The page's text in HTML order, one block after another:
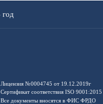
год
Лицензия №0004745 от 19.12.2019г
Сертификат соответствия ISO 9001:2015
Все документы вносятся в ФИС ФРДО